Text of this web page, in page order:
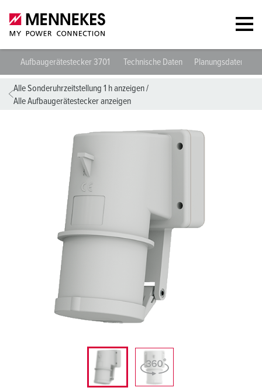
Aufbaugerätestecker 3701 Technische Daten Planungsdaten &
Alle Sonderuhrzeitstellung 1 h anzeigen/
Alle Aufbaugerätestecker anzeigen